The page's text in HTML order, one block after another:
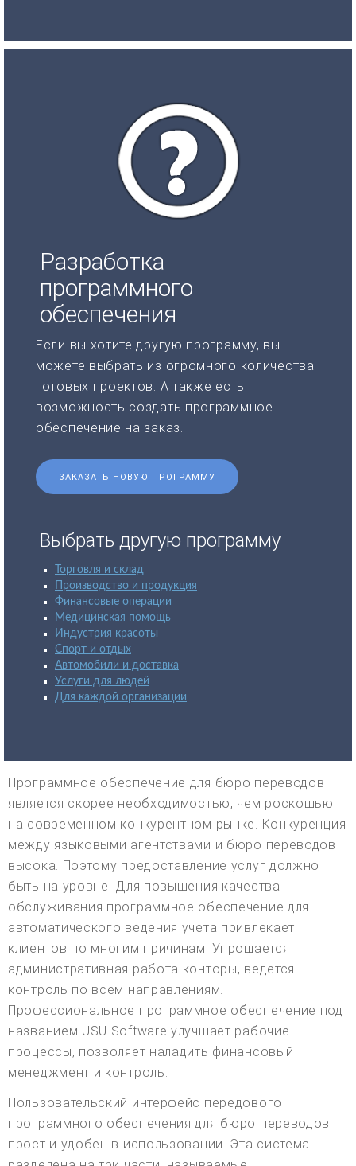
Разработка
программного
обеспечения
Если вы хотите другую программу, вы
можете выбрать из огромного количества
готовых проектов. А также есть
возможность создать программное
обеспечение на заказ.
ЗАКАЗАТЬ НОВУЮ ПРОГРАММУ
Выбрать другую программу
Торговля и склад
Производство и продукция
Финансовые операции
Медицинская помощь
Индустрия красоты
Спорт и отдых
Автомобили и доставка
Услуги для людей
Для каждой организации
Программное обеспечение для бюро переводов
является скорее необходимостью, чем роскошью
на современном конкурентном рынке. Конкуренция
между языковыми агентствами и бюро переводов
высока. Поэтому предоставление услуг должно
быть на уровне. Для повышения качества
обслуживания программное обеспечение для
автоматического ведения учета привлекает
клиентов по многим причинам. Упрощается
административная работа конторы, ведется
контроль по всем направлениям.
Профессиональное программное обеспечение под
названием USU Software улучшает рабочие
процессы, позволяет наладить финансовый
менеджмент и контроль.
Пользовательский интерфейс передового
программного обеспечения для бюро переводов
прост и удобен в использовании. Эта система